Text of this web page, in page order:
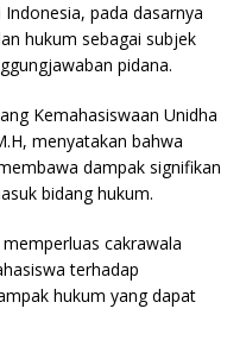
pada dasarnya
hukum sebagai subjek
pidana.
Kemahasiswaan Unidha
menyatakan bahwa
dampak signifikan
bidang hukum.
cakrawala
terhadap
hukum yang dapat